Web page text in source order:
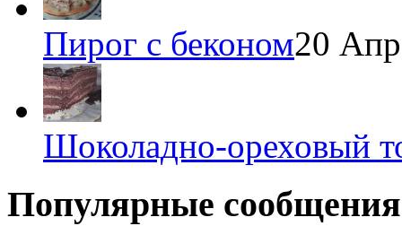
Пирог с беконом20
Шоколадно-ореховый
Популярные сообщения